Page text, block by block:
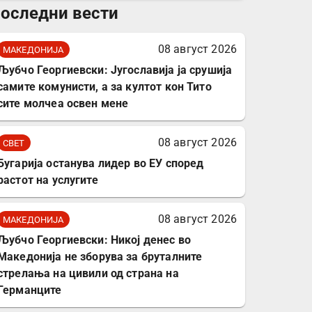
комплет за заштита на
вести
МАКЕДОНИЈА
08 август 2026
Георгиевски: Југославија ја срушија
комунисти, а за култот кон Тито
молчеа освен мене
СВЕТ
08 август 2026
останува лидер во ЕУ според
на услугите
МАКЕДОНИЈА
08 август 2026
Георгиевски: Никој денес во
не зборува за бруталните
на цивили од страна на